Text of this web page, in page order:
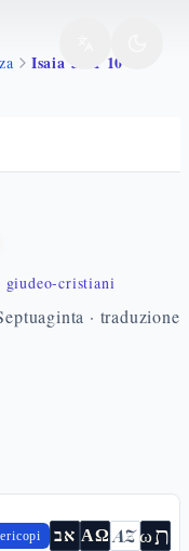
Isaia 35 1 10
cristiani
· traduzione
אב ΑΩ AZωת